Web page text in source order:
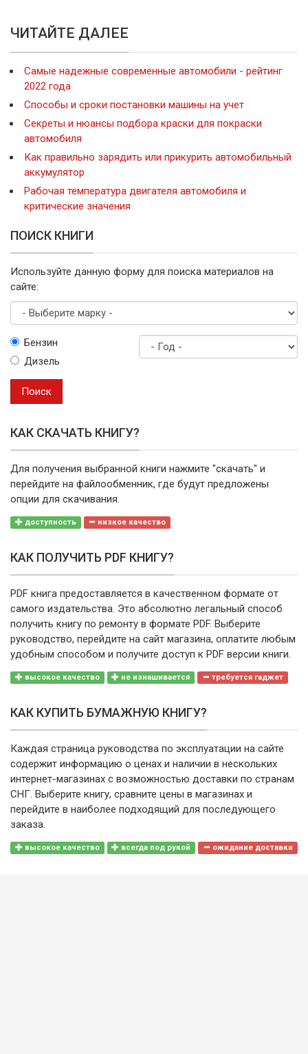
ЧИТАЙТЕ ДАЛЕЕ
Самые надежные современные автомобили - рейтинг
2022 года
Способы и сроки постановки машины на учет
Секреты и нюансы подбора краски для покраски
автомобиля
Как правильно зарядить или прикурить автомобильный
аккумулятор
Рабочая температура двигателя автомобиля и
критические значения
ПОИСК КНИГИ
Используйте данную форму для поиска материалов на
сайте:
маркуБензин
Дизель
Поиск
КАК СКАЧАТЬ КНИГУ?
Для получения выбранной книги нажмите "скачать" и
перейдите на файлообменник, где будут предложены
опции для скачивания.
доступность низкое качество
КАК ПОЛУЧИТЬ PDF КНИГУ?
PDF книга предоставляется в качественном формате от
самого издательства. Это абсолютно легальный способ
получить книгу по ремонту в формате PDF. Выберите
руководство, перейдите на сайт магазина, оплатите любым
удобным способом и получите доступ к PDF версии книги.
высокое качество не изнашивается требуется гаджет
КАК КУПИТЬ БУМАЖНУЮ КНИГУ?
Каждая страница руководства по эксплуатации на сайте
содержит информацию о ценах и наличии в нескольких
интернет-магазинах с возможностью доставки по странам
СНГ. Выберите книгу, сравните цены в магазинах и
перейдите в наиболее подходящий для последующего
заказа.
высокое качество всегда под рукой ожидание доставки